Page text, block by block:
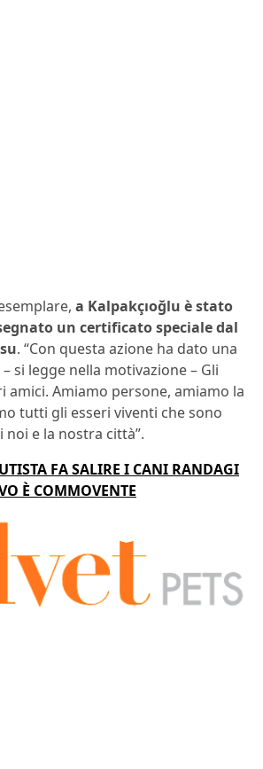
a Kalpakçıoğlu è stato
un certificato speciale dal
. “Con questa azione ha dato una
si legge nella motivazione – Gli
amici. Amiamo persone, amiamo la
tutti gli esseri viventi che sono
e la nostra città”.
FA SALIRE I CANI RANDAGI
È COMMOVENTE